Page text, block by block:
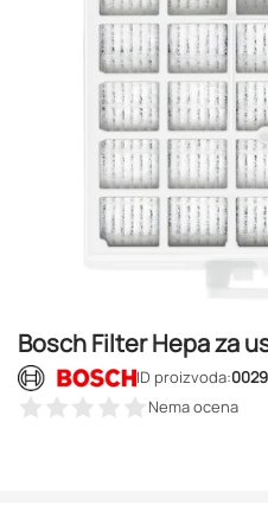
Bosch Filter Hepa za
ID proizvoda:
Nema ocena